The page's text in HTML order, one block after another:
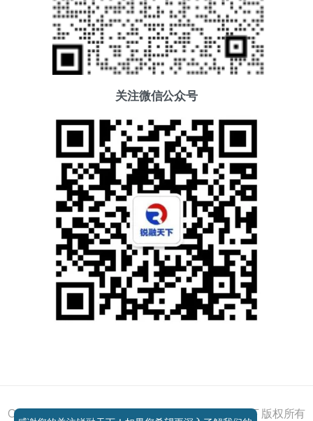
关注微信公众号
Copyright © 2011 - 2026 All right reserved 锐融天下 版权所有
添加好友
电话咨询